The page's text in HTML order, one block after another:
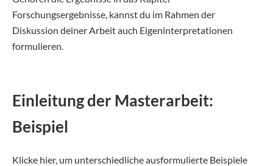
Forschungsergebnisse, kannst du im Rahmen der
Diskussion deiner Arbeit auch Eigeninterpretationen
formulieren.
Einleitung der Masterarbeit:
Beispiel
Klicke hier, um unterschiedliche ausformulierte Beispiele